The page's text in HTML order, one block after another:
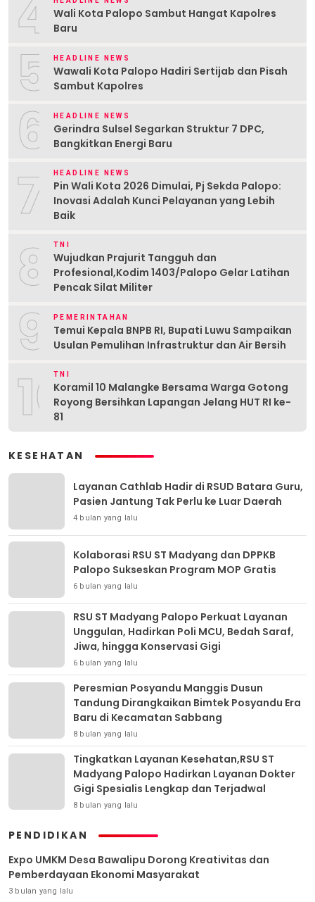
4
Wali Kota Palopo Sambut Hangat Kapolres
Baru
5 HEADLINE NEWS
Wawali Kota Palopo Hadiri Sertijab dan Pisah
Sambut Kapolres
6 HEADLINE NEWS
Gerindra Sulsel Segarkan Struktur 7 DPC,
Bangkitkan Energi Baru
7 HEADLINE NEWS
Pin Wali Kota 2026 Dimulai, Pj Sekda Palopo:
Inovasi Adalah Kunci Pelayanan yang Lebih
Baik
8 TNI
Wujudkan Prajurit Tangguh dan
Profesional,Kodim 1403/Palopo Gelar Latihan
Pencak Silat Militer
9 PEMERINTAHAN
Temui Kepala BNPB RI, Bupati Luwu Sampaikan
Usulan Pemulihan Infrastruktur dan Air Bersih
10
TNI
Koramil 10 Malangke Bersama Warga Gotong
Royong Bersihkan Lapangan Jelang HUT RI ke-
81
KESEHATAN
Layanan Cathlab Hadir di RSUD Batara Guru,
Pasien Jantung Tak Perlu ke Luar Daerah
4 bulan yang lalu
Kolaborasi RSU ST Madyang dan DPPKB
Palopo Sukseskan Program MOP Gratis
6 bulan yang lalu
RSU ST Madyang Palopo Perkuat Layanan
Unggulan, Hadirkan Poli MCU, Bedah Saraf,
Jiwa, hingga Konservasi Gigi
6 bulan yang lalu
Peresmian Posyandu Manggis Dusun
Tandung Dirangkaikan Bimtek Posyandu Era
Baru di Kecamatan Sabbang
8 bulan yang lalu
Tingkatkan Layanan Kesehatan,RSU ST
Madyang Palopo Hadirkan Layanan Dokter
Gigi Spesialis Lengkap dan Terjadwal
8 bulan yang lalu
PENDIDIKAN
Expo UMKM Desa Bawalipu Dorong Kreativitas dan
Pemberdayaan Ekonomi Masyarakat
3 bulan yang lalu